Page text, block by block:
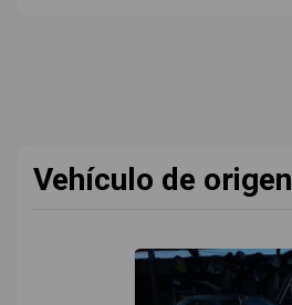
Vehículo de origen